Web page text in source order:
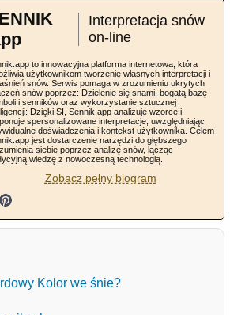
Interpretacja snów
on-line
to innowacyjna platforma internetowa, która
użytkownikom tworzenie własnych interpretacji i
snów. Serwis pomaga w zrozumieniu ukrytych
snów poprzez: Dzielenie się snami, bogatą bazę
i senników oraz wykorzystanie sztucznej
Dzięki SI, Sennik.app analizuje wzorce i
spersonalizowane interpretacje, uwzględniając
doświadczenia i kontekst użytkownika. Celem
jest dostarczenie narzędzi do głębszego
siebie poprzez analizę snów, łącząc
wiedzę z nowoczesną technologią.
Zobacz pełny biogram
Kolor we śnie?